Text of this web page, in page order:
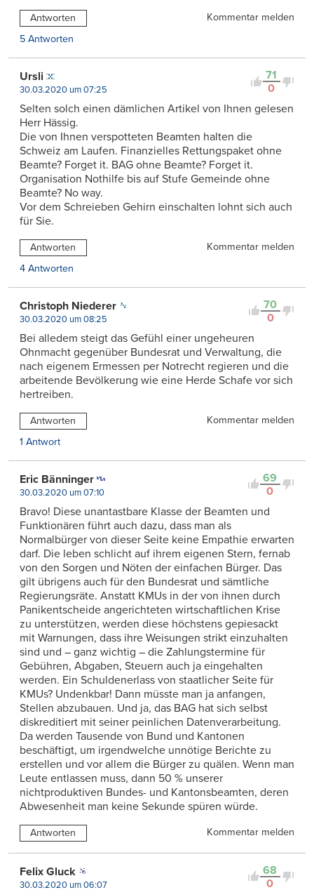
Antworten
Kommentar melden
5 Antworten
71
0
Ursli
30.03.2020 um 07:25
Selten solch einen dämlichen Artikel von Ihnen gelesen
Herr Hässig.
Die von Ihnen verspotteten Beamten halten die
Schweiz am Laufen. Finanzielles Rettungspaket ohne
Beamte? Forget it. BAG ohne Beamte? Forget it.
Organisation Nothilfe bis auf Stufe Gemeinde ohne
Beamte? No way.
Vor dem Schreieben Gehirn einschalten lohnt sich auch
für Sie.
Antworten
Kommentar melden
4 Antworten
70
0
Christoph Niederer
30.03.2020 um 08:25
Bei alledem steigt das Gefühl einer ungeheuren
Ohnmacht gegenüber Bundesrat und Verwaltung, die
nach eigenem Ermessen per Notrecht regieren und die
arbeitende Bevölkerung wie eine Herde Schafe vor sich
hertreiben.
Antworten
Kommentar melden
1 Antwort
69
0
Eric Bänninger
30.03.2020 um 07:10
Bravo! Diese unantastbare Klasse der Beamten und
Funktionären führt auch dazu, dass man als
Normalbürger von dieser Seite keine Empathie erwarten
darf. Die leben schlicht auf ihrem eigenen Stern, fernab
von den Sorgen und Nöten der einfachen Bürger. Das
gilt übrigens auch für den Bundesrat und sämtliche
Regierungsräte. Anstatt KMUs in der von ihnen durch
Panikentscheide angerichteten wirtschaftlichen Krise
zu unterstützen, werden diese höchstens gepiesackt
mit Warnungen, dass ihre Weisungen strikt einzuhalten
sind und – ganz wichtig – die Zahlungstermine für
Gebühren, Abgaben, Steuern auch ja eingehalten
werden. Ein Schuldenerlass von staatlicher Seite für
KMUs? Undenkbar! Dann müsste man ja anfangen,
Stellen abzubauen. Und ja, das BAG hat sich selbst
diskreditiert mit seiner peinlichen Datenverarbeitung.
Da werden Tausende von Bund und Kantonen
beschäftigt, um irgendwelche unnötige Berichte zu
erstellen und vor allem die Bürger zu quälen. Wenn man
Leute entlassen muss, dann 50 % unserer
nichtproduktiven Bundes- und Kantonsbeamten, deren
Abwesenheit man keine Sekunde spüren würde.
Antworten Kommentar melden
68
0
Felix Gluck
30.03.2020 um 06:07